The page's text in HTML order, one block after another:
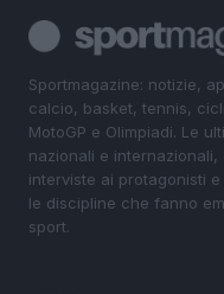
Sportmagazine: notizie,
calcio, basket, tennis,
MotoGP e Olimpiadi. Le
nazionali e
interviste ai protagonisti
le discipline che fanno
sport.